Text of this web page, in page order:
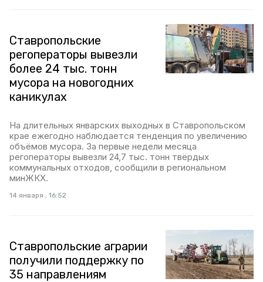
Ставропольские
регоператоры вывезли
более 24 тыс. тонн
мусора на новогодних
каникулах
На длительных январских выходных в Ставропольском
крае ежегодно наблюдается тенденция по увеличению
объёмов мусора. За первые недели месяца
регоператоры вывезли 24,7 тыс. тонн твёрдых
коммунальных отходов, сообщили в региональном
минЖКХ.
14 января , 16:52
Ставропольские аграрии
получили поддержку по
35 направлениям